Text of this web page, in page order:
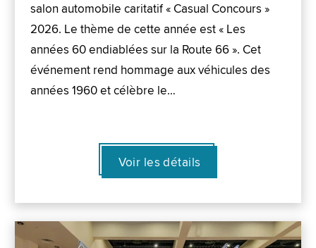
salon automobile caritatif « Casual Concours »
2026. Le thème de cette année est « Les
années 60 endiablées sur la Route 66 ». Cet
événement rend hommage aux véhicules des
années 1960 et célèbre le…
Voir les détails